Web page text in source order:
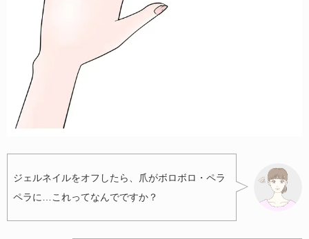
ジェルネイルをオフしたら、爪がボロボロ・ペラ
ペラに…これってなんでですか？